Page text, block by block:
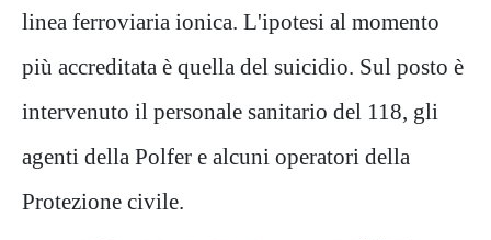
linea ferroviaria ionica. L'ipotesi al momento
più accreditata è quella del suicidio. Sul posto è
intervenuto il personale sanitario del 118, gli
agenti della Polfer e alcuni operatori della
Protezione civile.